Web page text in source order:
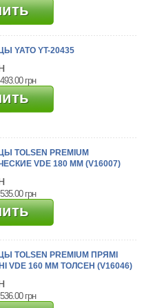
YATO YT-20435
грн
TOLSEN PREMIUM
VDE 180 ММ (V16007)
грн
TOLSEN PREMIUM ПРЯМІ
VDE 160 ММ ТОЛСЕН (V16046)
грн